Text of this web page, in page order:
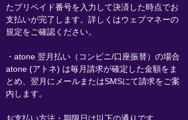
たプリペイド番号を入力して決済した時点でお
支払いが完了します。詳しくはウェブマネーの
規定をご確認ください。
・atone 翌月払い（コンビニ/口座振替）の場合
atone (アトネ) は毎月請求が確定した金額をま
とめ、翌月にメールまたはSMSにて請求をご案
内します。